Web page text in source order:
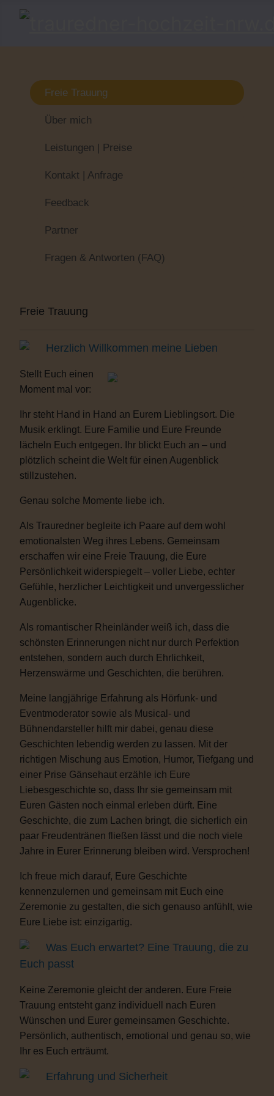
Freie Trauung
Über mich
Leistungen | Preise
Kontakt | Anfrage
Feedback
Partner
Fragen & Antworten (FAQ)
Freie Trauung
Herzlich Willkommen meine Lieben
Stellt Euch einen
Moment mal vor:
Ihr steht Hand in Hand an Eurem Lieblingsort. Die
Musik erklingt. Eure Familie und Eure Freunde
lächeln Euch entgegen. Ihr blickt Euch an – und
plötzlich scheint die Welt für einen Augenblick
stillzustehen.
Genau solche Momente liebe ich.
Als Trauredner begleite ich Paare auf dem wohl
emotionalsten Weg ihres Lebens. Gemeinsam
erschaffen wir eine Freie Trauung, die Eure
Persönlichkeit widerspiegelt – voller Liebe, echter
Gefühle, herzlicher Leichtigkeit und unvergesslicher
Augenblicke.
Als romantischer Rheinländer weiß ich, dass die
schönsten Erinnerungen nicht nur durch Perfektion
entstehen, sondern auch durch Ehrlichkeit,
Herzenswärme und Geschichten, die berühren.
Meine langjährige Erfahrung als Hörfunk- und
Eventmoderator sowie als Musical- und
Bühnendarsteller hilft mir dabei, genau diese
Geschichten lebendig werden zu lassen. Mit der
richtigen Mischung aus Emotion, Humor, Tiefgang und
einer Prise Gänsehaut erzähle ich Eure
Liebesgeschichte so, dass Ihr sie gemeinsam mit
Euren Gästen noch einmal erleben dürft. Eine
Geschichte, die zum Lachen bringt, die sicherlich ein
paar Freudentränen fließen lässt und die noch viele
Jahre in Eurer Erinnerung bleiben wird. Versprochen!
Ich freue mich darauf, Eure Geschichte
kennenzulernen und gemeinsam mit Euch eine
Zeremonie zu gestalten, die sich genauso anfühlt, wie
Eure Liebe ist: einzigartig.
Was Euch erwartet? Eine Trauung, die zu
Euch passt
Keine Zeremonie gleicht der anderen. Eure Freie
Trauung entsteht ganz individuell nach Euren
Wünschen und Eurer gemeinsamen Geschichte.
Persönlich, authentisch, emotional und genau so, wie
Ihr es Euch erträumt.
Erfahrung und Sicherheit